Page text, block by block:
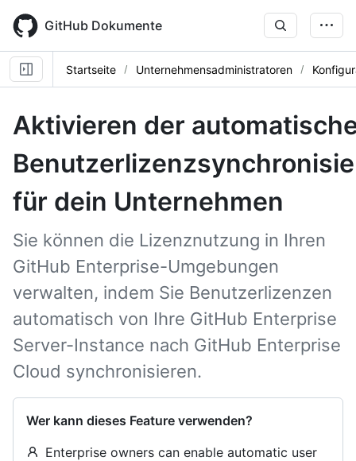
main
content
GitHub Dokumente
Startseite Unternehmensadministratoren
Aktivieren der
für dein Unternehmen
Sie können die Lizenznutzung in Ihren
GitHub Enterprise-Umgebungen
verwalten, indem Sie Benutzerlizenzen
automatisch von Ihre GitHub Enterprise
Server-Instance nach GitHub Enterprise
Cloud synchronisieren.
Wer kann dieses Feature verwenden?
Enterprise owners can enable automatic user